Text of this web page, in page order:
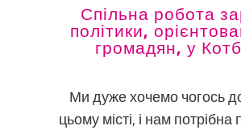
Спільна робота
політики,
громадян, у
Ми дуже хочемо чогось
цьому місті, і нам потрібна